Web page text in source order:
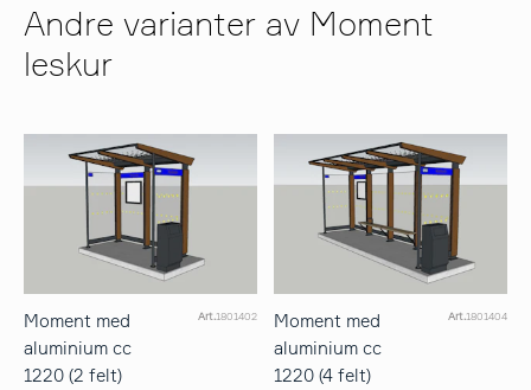
Andre varianter av Moment
leskur
Moment med
aluminium cc
1220 (2 felt)
Art.1801402
Moment med
aluminium cc
1220 (4 felt)
Art.1801404